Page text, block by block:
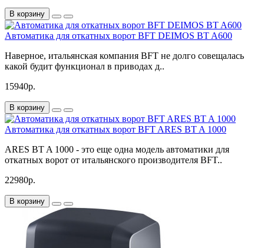
В корзину
Автоматика для откатных ворот BFT DEIMOS BT A600
Наверное, итальянская компания BFT не долго совещалась
какой будит функционал в приводах д..
15940р.
В корзину
Автоматика для откатных ворот BFT ARES BT A 1000
ARES BT A 1000 - это еще одна модель автоматики для
откатных ворот от итальянского производителя BFT..
22980р.
В корзину